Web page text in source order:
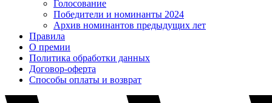
Голосование
Победители и номинанты 2024
Архив номинантов предыдущих лет
Правила
О премии
Политика обработки данных
Договор-оферта
Способы оплаты и возврат